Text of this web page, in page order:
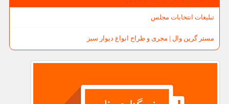
تبلیغات انتخابات مجلس
مستر گرین وال | مجری و طراح انواع دیوار سبز